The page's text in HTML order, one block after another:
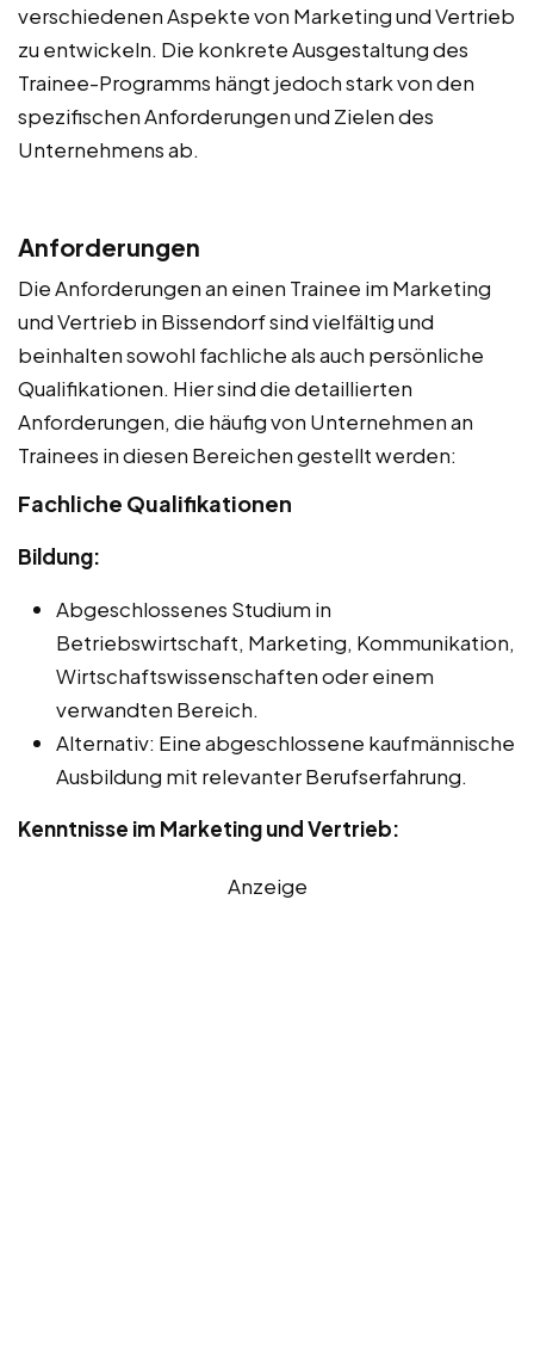
verschiedenen Aspekte von Marketing und Vertrieb
zu entwickeln. Die konkrete Ausgestaltung des
Trainee-Programms hängt jedoch stark von den
spezifischen Anforderungen und Zielen des
Unternehmens ab.
Anforderungen
Die Anforderungen an einen Trainee im Marketing
und Vertrieb in Bissendorf sind vielfältig und
beinhalten sowohl fachliche als auch persönliche
Qualifikationen. Hier sind die detaillierten
Anforderungen, die häufig von Unternehmen an
Trainees in diesen Bereichen gestellt werden:
Fachliche Qualifikationen
Bildung:
Abgeschlossenes Studium in
Betriebswirtschaft, Marketing, Kommunikation,
Wirtschaftswissenschaften oder einem
verwandten Bereich.
Alternativ: Eine abgeschlossene kaufmännische
Ausbildung mit relevanter Berufserfahrung.
Kenntnisse im Marketing und Vertrieb:
Anzeige